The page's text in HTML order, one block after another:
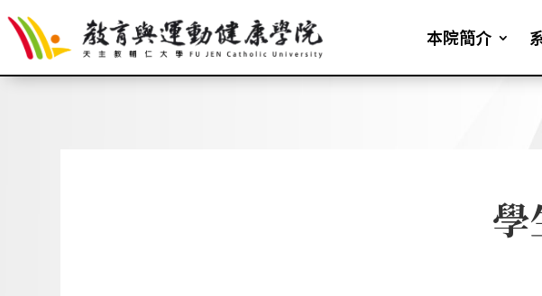
本院簡介
學